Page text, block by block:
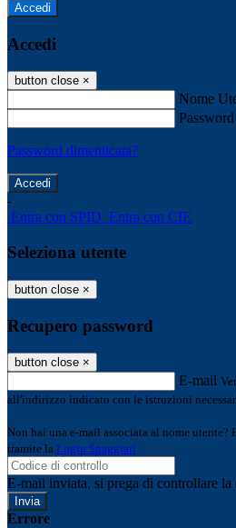
Accedi
Accedi
button close ×
Nome
Password
Password dimenticata?
-
Entra con SPID Entra con CIE
Seleziona utente
button close ×
Recupero password
button close ×
E-mail
all'indirizzo indicato con le istruzioni
Non hai una e-mail associata al nome utente?
tramite la Login Spaggiari
E-mail inviata, si prega di controllare la
Errore